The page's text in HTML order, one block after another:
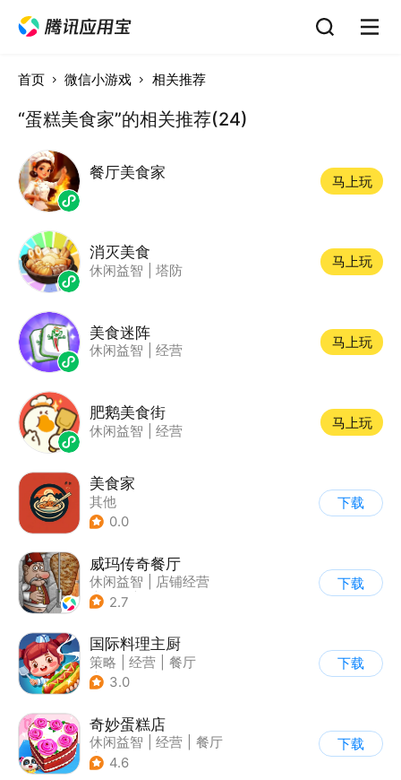
首页 微信小游戏 相关推荐
“蛋糕美食家”的相关推荐(24)
餐厅美食家
马上玩
消灭美食
休闲益智 塔防
马上玩
美食迷阵
休闲益智 经营
马上玩
肥鹅美食街
休闲益智 经营
马上玩
美食家
其他
0.0
下载
威玛传奇餐厅
休闲益智
店铺经营
| 美食
2.7
下载
国际料理主厨
策略 经营
餐厅
| 学习教育
3.0
下载
奇妙蛋糕店
休闲益智 经营
餐厅
| 宝宝巴士
4.6
下载